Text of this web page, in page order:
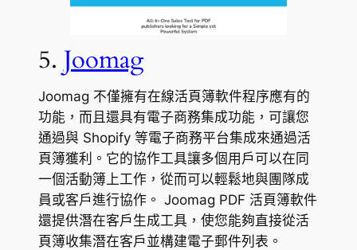
5. Joomag
Joomag 不僅擁有在線活頁簿軟件程序應有的
功能，而且還具有電子商務集成功能，可讓您
通過與 Shopify 等電子商務平台集成來通過活
頁簿獲利。它的協作工具讓多個用戶可以在同
一個活動簿上工作，從而可以輕鬆地與團隊成
員或客戶進行協作。 Joomag PDF 活頁簿軟件
還提供潛在客戶生成工具，使您能夠直接從活
頁簿收集潛在客戶並構建電子郵件列表。